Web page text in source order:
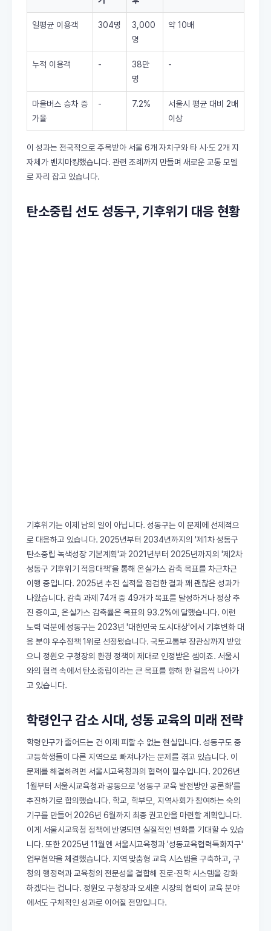
일평균 이용객 304명
3,000
명
약 10배
누적 이용객 -
38만
명
-
마을버스 승차 증
가율
- 7.2%
서울시 평균 대비 2배
이상
이 성과는 전국적으로 주목받아 서울 6개 자치구와 타 시·도 2개 지
자체가 벤치마킹했습니다. 관련 조례까지 만들며 새로운 교통 모델
로 자리 잡고 있습니다.
탄소중립 선도 성동구, 기후위기 대응 현황
기후위기는 이제 남의 일이 아닙니다. 성동구는 이 문제에 선제적으
로 대응하고 있습니다. 2025년부터 2034년까지의 '제1차 성동구
탄소중립 녹색성장 기본계획'과 2021년부터 2025년까지의 '제2차
성동구 기후위기 적응대책'을 통해 온실가스 감축 목표를 차근차근
이행 중입니다. 2025년 추진 실적을 점검한 결과 꽤 괜찮은 성과가
나왔습니다. 감축 과제 74개 중 49개가 목표를 달성하거나 정상 추
진 중이고, 온실가스 감축률은 목표의 93.2%에 달했습니다. 이런
노력 덕분에 성동구는 2023년 '대한민국 도시대상'에서 기후변화 대
응 분야 우수정책 1위로 선정됐습니다. 국토교통부 장관상까지 받았
으니 정원오 구청장의 환경 정책이 제대로 인정받은 셈이죠. 서울시
와의 협력 속에서 탄소중립이라는 큰 목표를 향해 한 걸음씩 나아가
고 있습니다.
학령인구 감소 시대, 성동 교육의 미래 전략
학령인구가 줄어드는 건 이제 피할 수 없는 현실입니다. 성동구도 중
고등학생들이 다른 지역으로 빠져나가는 문제를 겪고 있습니다. 이
문제를 해결하려면 서울시교육청과의 협력이 필수입니다. 2026년
1월부터 서울시교육청과 공동으로 '성동구 교육 발전방안 공론화'를
추진하기로 합의했습니다. 학교, 학부모, 지역사회가 참여하는 숙의
기구를 만들어 2026년 6월까지 최종 권고안을 마련할 계획입니다.
이게 서울시교육청 정책에 반영되면 실질적인 변화를 기대할 수 있습
니다. 또한 2025년 11월엔 서울시교육청과 '성동교육협력특화지구'
업무협약을 체결했습니다. 지역 맞춤형 교육 시스템을 구축하고, 구
청의 행정력과 교육청의 전문성을 결합해 진로·진학 시스템을 강화
하겠다는 겁니다. 정원오 구청장과 오세훈 시장의 협력이 교육 분야
에서도 구체적인 성과로 이어질 전망입니다.